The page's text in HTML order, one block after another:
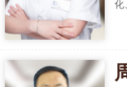
化